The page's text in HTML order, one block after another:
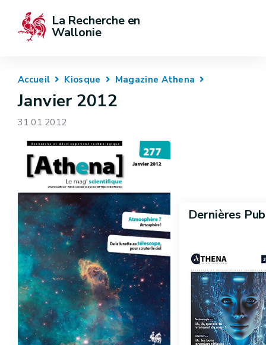
La Recherche en
Wallonie
Accueil Kiosque Magazine Athena
Janvier 2012
31.01.2012
Dernières